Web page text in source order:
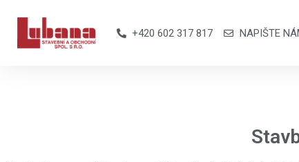
+420 602 317 817 NAPIŠTE